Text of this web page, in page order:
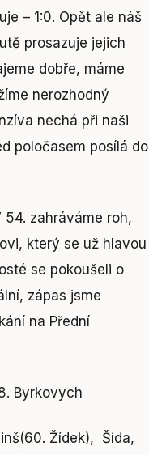
– 1:0. Opět ale náš
prosazuje jejich
dobře, máme
nerozhodný
nechá při naši
poločasem posílá do
zahráváme roh,
který se už hlavou
se pokoušeli o
zápas jsme
na Přední
Byrkovych
Žídek), Šída,